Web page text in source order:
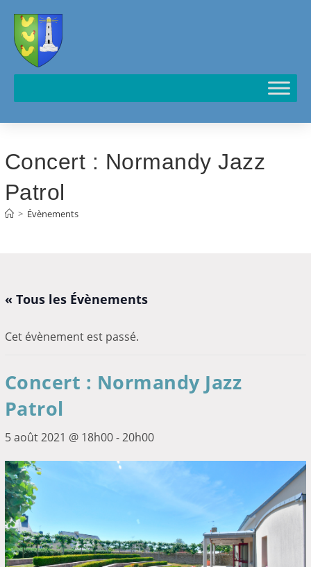
Concert : Normandy Jazz
Patrol
> Évènements
« Tous les Évènements
Cet évènement est passé.
Concert : Normandy Jazz
Patrol
5 août 2021 @ 18h00-20h00